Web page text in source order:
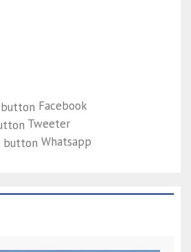
Facebook
Tweeter
Whatsapp